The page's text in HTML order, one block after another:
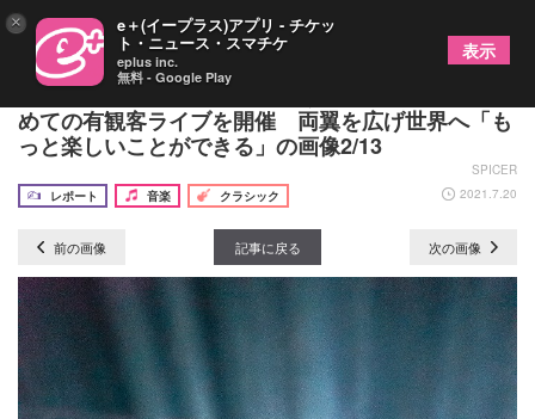
フリースタイルピアニスト・けいちゃん、東京で初
めての有観客ライブを開催 両翼を広げ世界へ「も
っと楽しいことができる」の画像2/13
SPICER
レポート
音楽 クラシック 2021.7.20
前の画像 記事に戻る 次の画像
× e＋(イープラス)アプリ - チケッ
ト・ニュース・スマチケ
eplus inc.
無料 - Google Play
表示